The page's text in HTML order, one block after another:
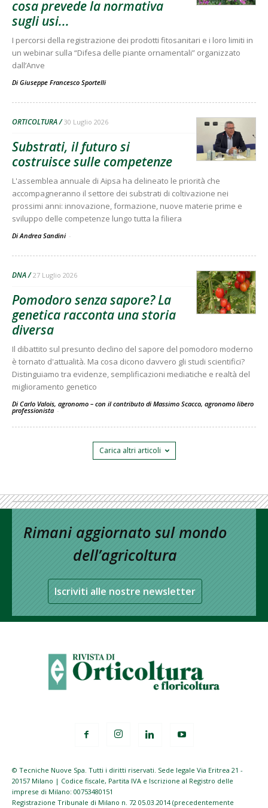
cosa prevede la normativa
sugli usi...
I percorsi della registrazione dei prodotti fitosanitari e i loro limiti in
un webinar sulla “Difesa delle piante ornamentali” organizzato
dall’Anve
Di Giuseppe Francesco Sportelli
ORTICOLTURA 30 Luglio 2026
Substrati, il futuro si
costruisce sulle competenze
L'assemblea annuale di Aipsa ha delineato le priorità che
accompagneranno il settore dei substrati di coltivazione nei
prossimi anni: innovazione, formazione, nuove materie prime e
sviluppo delle competenze lungo tutta la filiera
Di Andrea Sandini -
DNA 27 Luglio 2026
Pomodoro senza sapore? La
genetica racconta una storia
diversa
Il dibattito sul presunto declino del sapore del pomodoro moderno
è tornato d'attualità. Ma cosa dicono davvero gli studi scientifici?
Distinguiamo tra evidenze, semplificazioni mediatiche e realtà del
miglioramento genetico
Di Carlo Valois, agronomo – con il contributo di Massimo Scacco, agronomo libero
professionista -
Carica altri articoli
Rimani aggiornato sul mondo
dell’agricoltura
Iscriviti alle nostre newsletter
© Tecniche Nuove Spa. Tutti i diritti riservati. Sede legale Via Eritrea 21 -
20157 Milano | Codice fiscale, Partita IVA e Iscrizione al Registro delle
imprese di Milano: 00753480151
Registrazione Tribunale di Milano n. 72 05.03.2014 (precedentemente